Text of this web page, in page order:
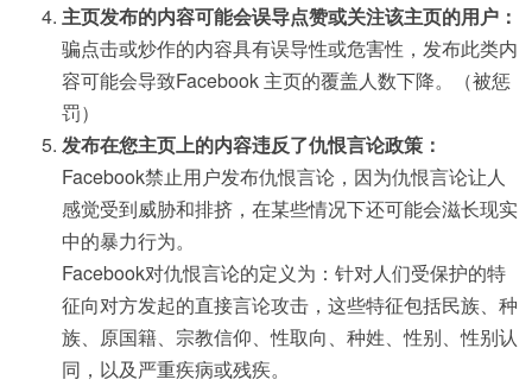
主页发布的内容可能会误导点赞或关注该主页的用户：
骗点击或炒作的内容具有误导性或危害性，发布此类内
容可能会导致Facebook 主页的覆盖人数下降。（被惩
罚）
发布在您主页上的内容违反了仇恨言论政策：
Facebook禁止用户发布仇恨言论，因为仇恨言论让人
感觉受到威胁和排挤，在某些情况下还可能会滋长现实
中的暴力行为。
Facebook对仇恨言论的定义为：针对人们受保护的特
征向对方发起的直接言论攻击，这些特征包括民族、种
族、原国籍、宗教信仰、性取向、种姓、性别、性别认
同，以及严重疾病或残疾。